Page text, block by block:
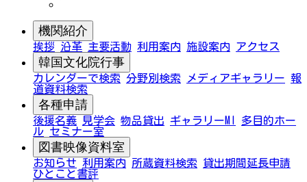
機関紹介
挨拶 沿革 主要活動 利用案内 施設案内 アクセス
韓国文化院行事
カレンダーで検索 分野別検索 メディアギャラリー 報
道資料検索
各種申請
後援名義 見学会 物品貸出 ギャラリーMI
多目的ホー
ル セミナー室
図書映像資料室
お知らせ 利用案内 所蔵資料検索
貸出期間延長申請
ひとこと書評